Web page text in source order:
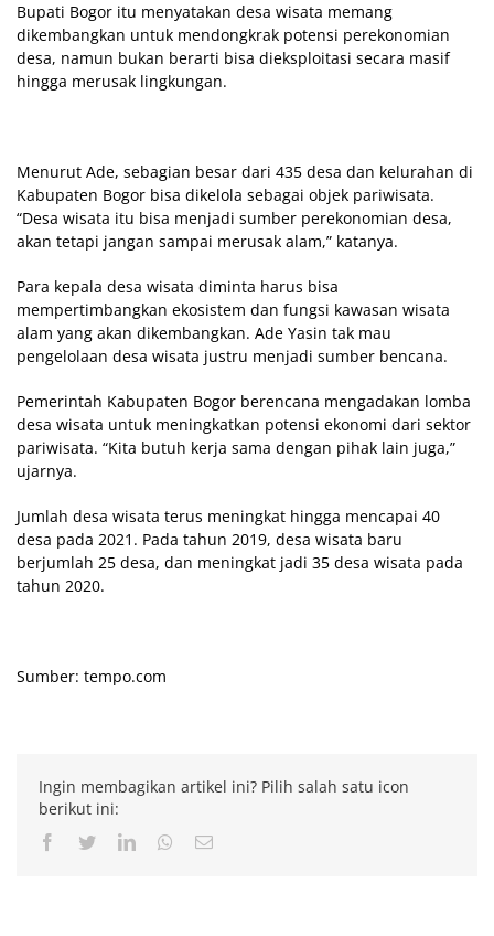
Bupati Bogor itu menyatakan desa wisata memang
dikembangkan untuk mendongkrak potensi perekonomian
desa, namun bukan berarti bisa dieksploitasi secara masif
hingga merusak lingkungan.
Menurut Ade, sebagian besar dari 435 desa dan kelurahan di
Kabupaten Bogor bisa dikelola sebagai objek pariwisata.
“Desa wisata itu bisa menjadi sumber perekonomian desa,
akan tetapi jangan sampai merusak alam,” katanya.
Para kepala desa wisata diminta harus bisa
mempertimbangkan ekosistem dan fungsi kawasan wisata
alam yang akan dikembangkan. Ade Yasin tak mau
pengelolaan desa wisata justru menjadi sumber bencana.
Pemerintah Kabupaten Bogor berencana mengadakan lomba
desa wisata untuk meningkatkan potensi ekonomi dari sektor
pariwisata. “Kita butuh kerja sama dengan pihak lain juga,”
ujarnya.
Jumlah desa wisata terus meningkat hingga mencapai 40
desa pada 2021. Pada tahun 2019, desa wisata baru
berjumlah 25 desa, dan meningkat jadi 35 desa wisata pada
tahun 2020.
Sumber: tempo.com
Ingin membagikan artikel ini? Pilih salah satu icon
berikut ini:
Facebook
TwitterLinkedInWhatsapp
Email